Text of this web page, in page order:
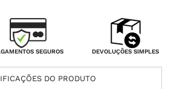
SEGUROS DEVOLUÇÕES SIMPLES
DO PRODUTO